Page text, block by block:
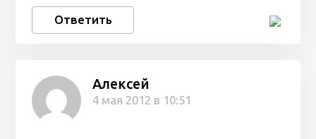
Ответить
Алексей
4 мая 2012 в 10:51